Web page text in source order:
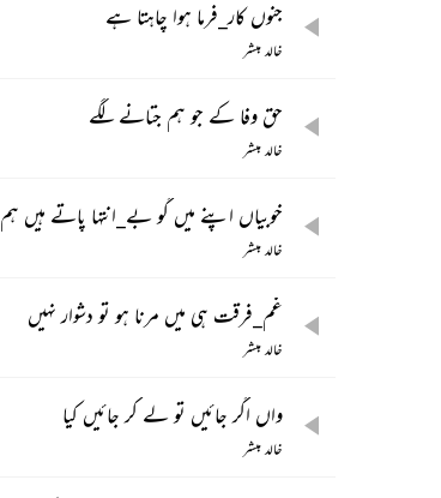
جنوں کار_فرما ہوا چاہتا ہے
خالد مبشر
حق وفا کے جو ہم جتانے لگے
خالد مبشر
خوبیاں اپنے میں گو بے_انتہا پاتے ہیں ہم
خالد مبشر
غم_فرقت ہی میں مرنا ہو تو دشوار نہیں
خالد مبشر
واں اگر جائیں تو لے کر جائیں کیا
خالد مبشر